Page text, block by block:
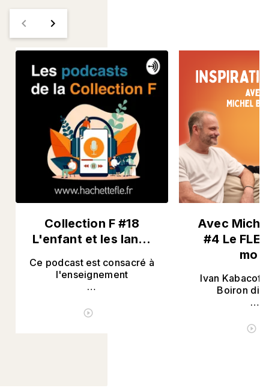
navigate_before navigate_next
Collection F #18
L'enfant et les lan…
Ce podcast est consacré à
l'enseignement
…
play_circle_outline
Avec
#4 Le FLE
Ivan Kabacoff
Boiron
…
play_circle_outline